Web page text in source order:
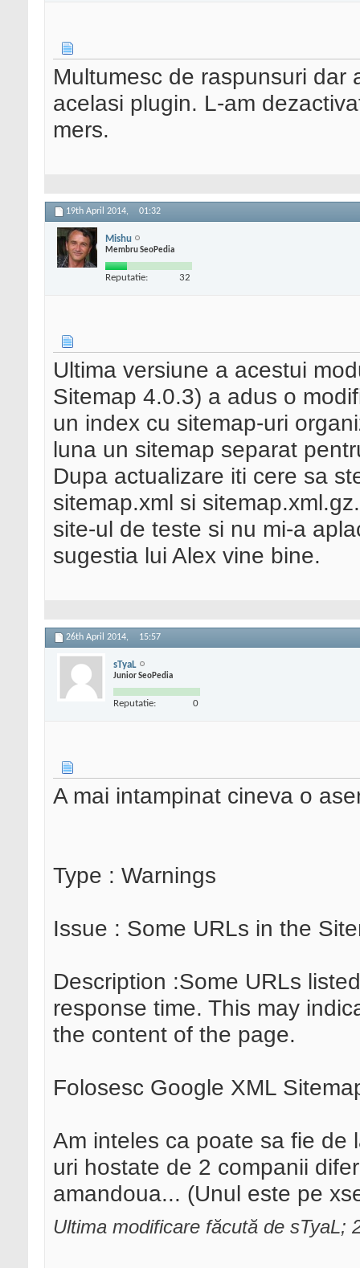
Multumesc de raspunsuri dar
acelasi plugin. L-am
mers.
19th April 2014, 01:32
Mishu
Membru SeoPedia
Reputatie: 32
Ultima versiune a acestui
Sitemap 4.0.3) a adus o
un index cu sitemap-uri
luna un sitemap separat
Dupa actualizare iti cere sa
sitemap.xml si
site-ul de teste si nu mi-a
sugestia lui Alex vine bine.
26th April 2014, 15:57
sTyaL
Junior SeoPedia
Reputatie: 0
A mai intampinat cineva o
Type : Warnings
Issue : Some URLs in the
Description :Some URLs
response time. This may
the content of the page.
Folosesc Google XML
Am inteles ca poate sa fie de
uri hostate de 2 companii
amandoua... (Unul este pe
Ultima modificare făcută de sTyaL;